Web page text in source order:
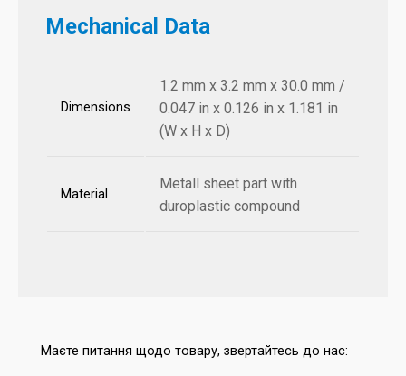
Mechanical Data
Dimensions
1.2 mm x 3.2 mm x 30.0 mm /
0.047 in x 0.126 in x 1.181 in
(W x H x D)
Material
Metall sheet part with
duroplastic compound
Маєте питання щодо товару, звертайтесь до нас: